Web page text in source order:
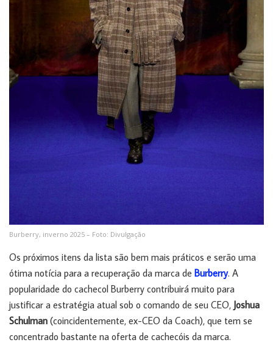
Burberry, inverno 2025 – Foto: Divulgação
Os próximos itens da lista são bem mais práticos e serão uma
ótima notícia para a recuperação da marca de Burberry. A
popularidade do cachecol Burberry contribuirá muito para
justificar a estratégia atual sob o comando de seu CEO, Joshua
Schulman (coincidentemente, ex-CEO da Coach), que tem se
concentrado bastante na oferta de cachecóis da marca.